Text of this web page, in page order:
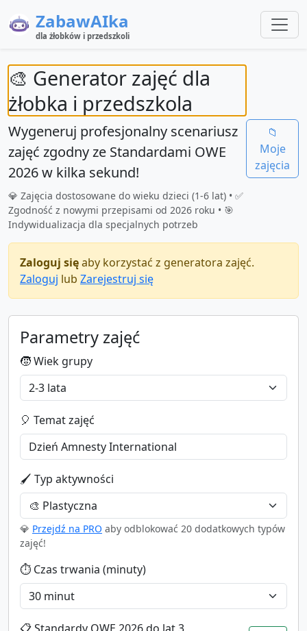
ZabawAIka
dla żłobków i przedszkoli
🎨 Generator zajęć dla
żłobka i przedszkola
Wygeneruj profesjonalny scenariusz
zajęć zgodny ze Standardami OWE
2026w kilka sekund!
💎 Zajęcia dostosowane do wieku dzieci (1-6 lat) • ✅
Zgodność z nowymi przepisami od 2026 roku • 🎯
Indywidualizacja dla specjalnych potrzeb
📁
Moje
zajęcia
Zaloguj sięaby korzystać z generatora zajęć.
Zaloguj lub Zarejestruj się
Parametry zajęć
🧒 Wiek grupy
🎈 Temat zajęć
🖌️ Typ aktywności
💎 Przejdź na PRO aby odblokować 20 dodatkowych typów
zajęć!
⏱️ Czas trwania (minuty)